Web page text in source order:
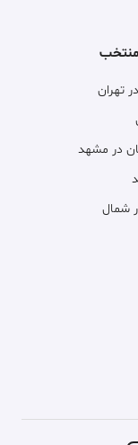
تهران
در مشهد
شمال